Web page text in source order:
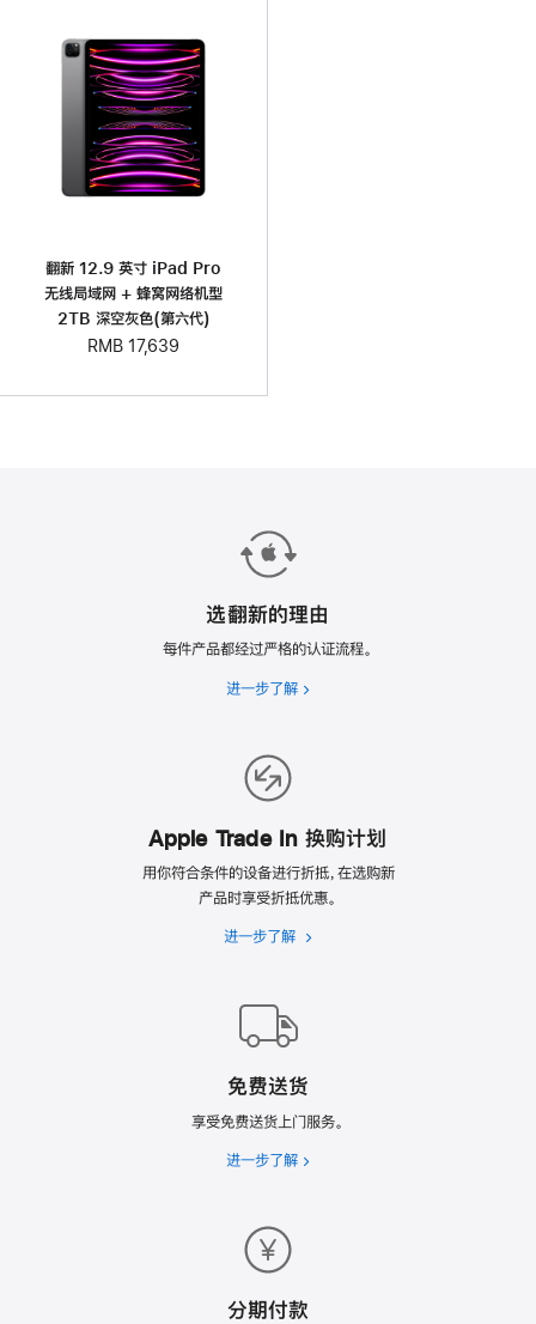
翻新 12.9 英寸 iPad Pro
无线局域网 + 蜂窝网络机型
2TB 深空灰色(第六代)
RMB 17,639
选翻新的理由
每件产品都经过严格的认证流程。
进一步了解 选
Apple Trade In 换购计划
用你符合条件的设备进行折抵，在选购新
产品时享受折抵优惠。
进一步了解
Apple
划
免费送货
享受免费送货上门服务。
进一步了解 免
分期付款